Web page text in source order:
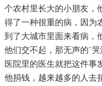
个农村里长大的小朋友，
得了一种很重的病，因为
到了大城市里面来看病，
他们交不起，那无声的`
医院里的医生就把这件事
他捐钱，越来越多的人去